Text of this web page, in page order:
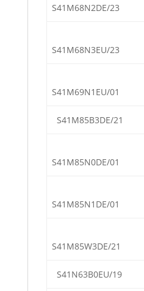
S41M68N2DE/23
S41M68N3EU/23
S41M69N1EU/01
S41M85B3DE/21
S41M85N0DE/01
S41M85N1DE/01
S41M85W3DE/21
S41N63B0EU/19